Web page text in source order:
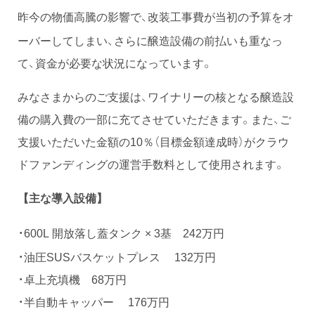
昨今の物価高騰の影響で、改装工事費が当初の予算をオ
ーバーしてしまい、さらに醸造設備の前払いも重なっ
て、資金が必要な状況になっています。
みなさまからのご支援は、ワイナリーの核となる醸造設
備の購入費の一部に充てさせていただきます。また、ご
支援いただいた金額の10％（目標金額達成時）がクラウ
ドファンディングの運営手数料として使用されます。
【主な導入設備】
・600L 開放落し蓋タンク × 3基 242万円
・油圧SUSバスケットプレス 132万円
・卓上充填機 68万円
・半自動キャッパー 176万円